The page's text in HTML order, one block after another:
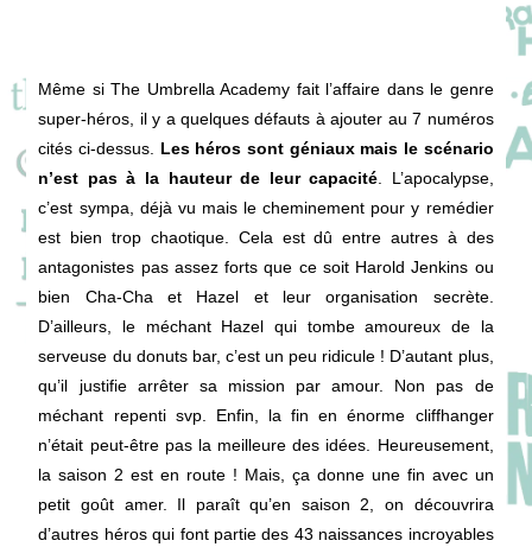
Même si The Umbrella Academy fait l’affaire dans le genre
super-héros, il y a quelques défauts à ajouter au 7 numéros
cités ci-dessus. Les héros sont géniaux mais le scénario
n’est pas à la hauteur de leur capacité. L’apocalypse,
c’est sympa, déjà vu mais le cheminement pour y remédier
est bien trop chaotique. Cela est dû entre autres à des
antagonistes pas assez forts que ce soit Harold Jenkins ou
bien Cha-Cha et Hazel et leur organisation secrète.
D’ailleurs, le méchant Hazel qui tombe amoureux de la
serveuse du donuts bar, c’est un peu ridicule ! D’autant plus,
qu’il justifie arrêter sa mission par amour. Non pas de
méchant repenti svp. Enfin, la fin en énorme cliffhanger
n’était peut-être pas la meilleure des idées. Heureusement,
la saison 2 est en route ! Mais, ça donne une fin avec un
petit goût amer. Il paraît qu’en saison 2, on découvrira
d’autres héros qui font partie des 43 naissances incroyables